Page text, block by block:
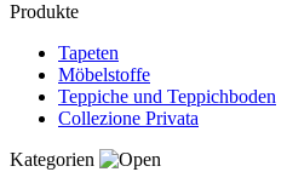
Produkte
Tapeten
Möbelstoffe
Teppiche und Teppichboden
Collezione Privata
Kategorien